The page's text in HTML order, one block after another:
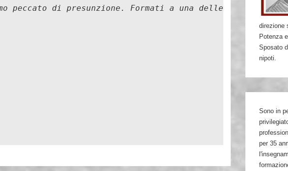
peccato di presunzione. Formati a una delle più
direzione
Potenza
Sposato
nipoti.
Sono in
per 35